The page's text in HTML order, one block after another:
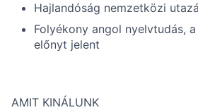
Hajlandóság nemzetközi
Folyékony angol nyelvtudás,
előnyt jelent
AMIT KINÁLUNK